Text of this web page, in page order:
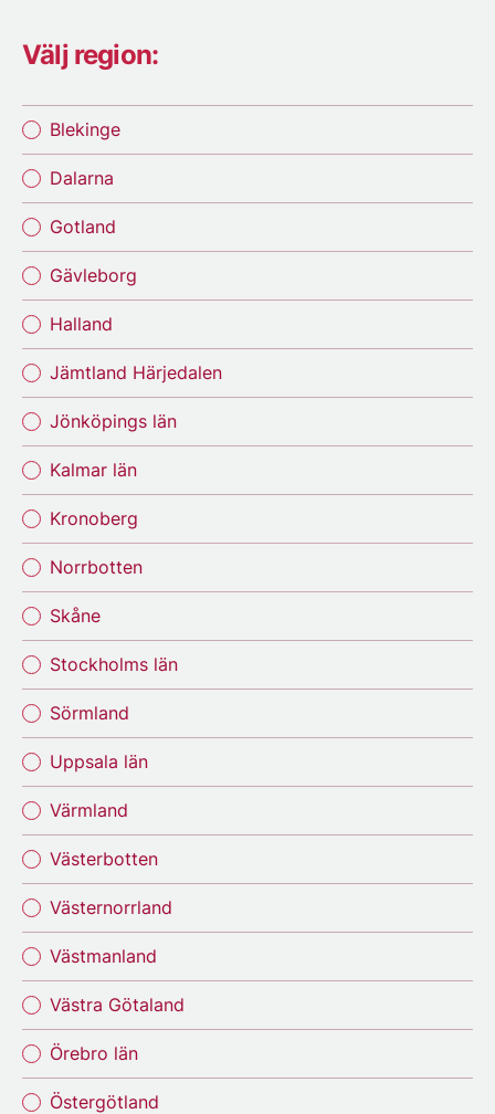
Välj region:
Blekinge
Dalarna
Gotland
Gävleborg
Halland
Jämtland Härjedalen
Jönköpings län
Kalmar län
Kronoberg
Norrbotten
Skåne
Stockholms län
Sörmland
Uppsala län
Värmland
Västerbotten
Västernorrland
Västmanland
Västra Götaland
Örebro län
Östergötland